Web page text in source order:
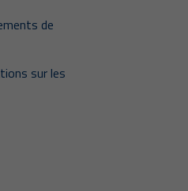
de
sur les